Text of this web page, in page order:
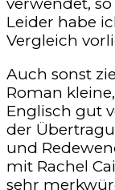
Leider habe
Vergleich
Auch sonst
Roman
Englisch gut
der
und
mit Rachel
sehr